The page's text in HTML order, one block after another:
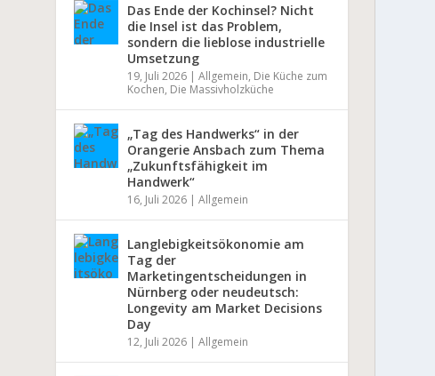
Das Ende der Kochinsel? Nicht
die Insel ist das Problem,
sondern die lieblose industrielle
Umsetzung
19, Juli 2026| Allgemein, Die Küche zum
Kochen, Die Massivholzküche
„Tag des Handwerks“ in der
Orangerie Ansbach zum Thema
„Zukunftsfähigkeit im
Handwerk“
16, Juli 2026| Allgemein
Langlebigkeitsökonomie am
Tag der
Marketingentscheidungen in
Nürnberg oder neudeutsch:
Longevity am Market Decisions
Day
12, Juli 2026| Allgemein